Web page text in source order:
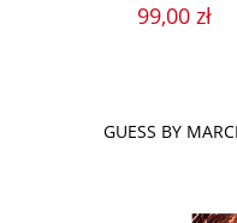
99,00 zł
GUESS BY